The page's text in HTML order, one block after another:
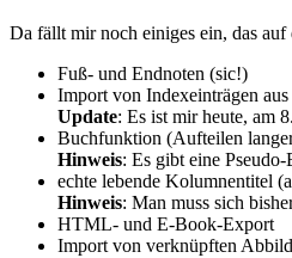
Da fällt mir noch einiges ein, das
Fuß- und Endnoten (sic!)
Import von Indexeinträgen
Update: Es ist mir heute, am
Buchfunktion (Aufteilen
Hinweis: Es gibt eine
echte lebende Kolumnentitel
Hinweis: Man muss sich
HTML- und E-Book-Export
Import von verknüpften